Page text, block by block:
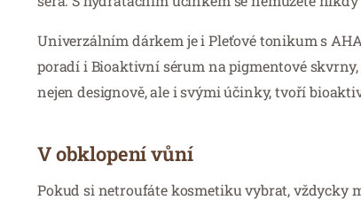
Univerzálním dárkem je i Pleťové tonikum s
poradí i Bioaktivní sérum na pigmentové
nejen designově, ale i svými účinky, tvoří
V obklopení vůní
Pokud si netroufáte kosmetiku vybrat, vždycky